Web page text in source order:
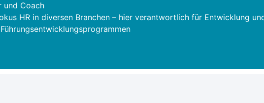
und Coach
HR in diversen Branchen – hier verantwortlich für Entwicklung